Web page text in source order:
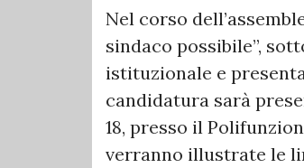
Nel corso
sindaco possibile”,
istituzionale e
candidatura sarà
18, presso il
verranno illustrate le